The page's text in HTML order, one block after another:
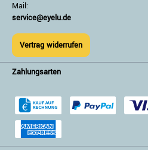
Mail:
service@eyelu.de
Vertrag widerrufen
Zahlungsarten